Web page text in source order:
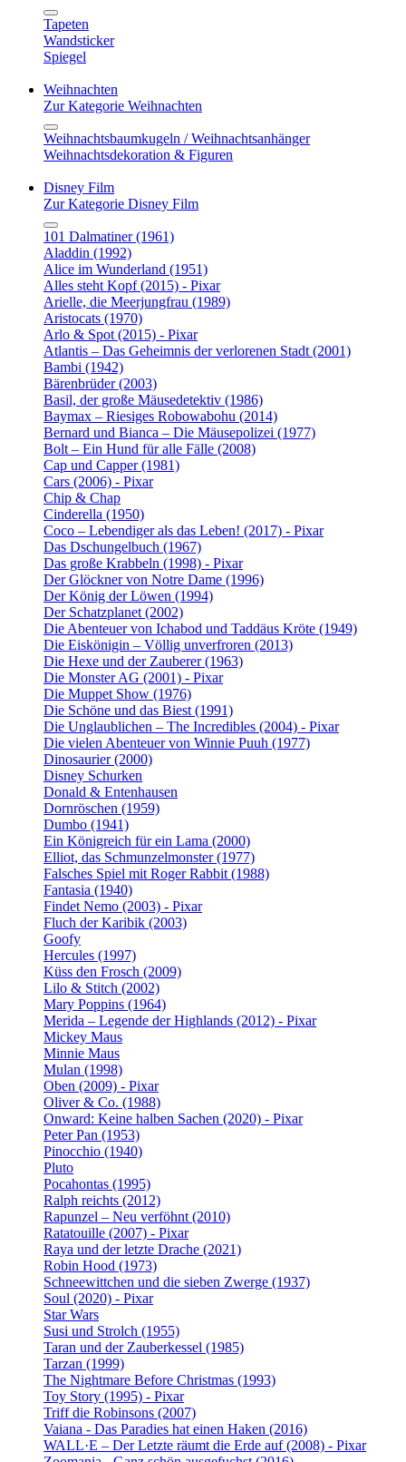
Tapeten
Wandsticker
Spiegel
Weihnachten
Zur Kategorie Weihnachten
Weihnachtsbaumkugeln / Weihnachtsanhänger
Weihnachtsdekoration & Figuren
Disney Film
Zur Kategorie Disney Film
101 Dalmatiner (1961)
Aladdin (1992)
Alice im Wunderland (1951)
Alles steht Kopf (2015) - Pixar
Arielle, die Meerjungfrau (1989)
Aristocats (1970)
Arlo & Spot (2015) - Pixar
Atlantis – Das Geheimnis der verlorenen Stadt (2001)
Bambi (1942)
Bärenbrüder (2003)
Basil, der große Mäusedetektiv (1986)
Baymax – Riesiges Robowabohu (2014)
Bernard und Bianca – Die Mäusepolizei (1977)
Bolt – Ein Hund für alle Fälle (2008)
Cap und Capper (1981)
Cars (2006) - Pixar
Chip & Chap
Cinderella (1950)
Coco – Lebendiger als das Leben! (2017) - Pixar
Das Dschungelbuch (1967)
Das große Krabbeln (1998) - Pixar
Der Glöckner von Notre Dame (1996)
Der König der Löwen (1994)
Der Schatzplanet (2002)
Die Abenteuer von Ichabod und Taddäus Kröte (1949)
Die Eiskönigin – Völlig unverfroren (2013)
Die Hexe und der Zauberer (1963)
Die Monster AG (2001) - Pixar
Die Muppet Show (1976)
Die Schöne und das Biest (1991)
Die Unglaublichen – The Incredibles (2004) - Pixar
Die vielen Abenteuer von Winnie Puuh (1977)
Dinosaurier (2000)
Disney Schurken
Donald & Entenhausen
Dornröschen (1959)
Dumbo (1941)
Ein Königreich für ein Lama (2000)
Elliot, das Schmunzelmonster (1977)
Falsches Spiel mit Roger Rabbit (1988)
Fantasia (1940)
Findet Nemo (2003) - Pixar
Fluch der Karibik (2003)
Goofy
Hercules (1997)
Küss den Frosch (2009)
Lilo & Stitch (2002)
Mary Poppins (1964)
Merida – Legende der Highlands (2012) - Pixar
Mickey Maus
Minnie Maus
Mulan (1998)
Oben (2009) - Pixar
Oliver & Co. (1988)
Onward: Keine halben Sachen (2020) - Pixar
Peter Pan (1953)
Pinocchio (1940)
Pluto
Pocahontas (1995)
Ralph reichts (2012)
Rapunzel – Neu verföhnt (2010)
Ratatouille (2007) - Pixar
Raya und der letzte Drache (2021)
Robin Hood (1973)
Schneewittchen und die sieben Zwerge (1937)
Soul (2020) - Pixar
Star Wars
Susi und Strolch (1955)
Taran und der Zauberkessel (1985)
Tarzan (1999)
The Nightmare Before Christmas (1993)
Toy Story (1995) - Pixar
Triff die Robinsons (2007)
Vaiana - Das Paradies hat einen Haken (2016)
WALL·E – Der Letzte räumt die Erde auf (2008) - Pixar